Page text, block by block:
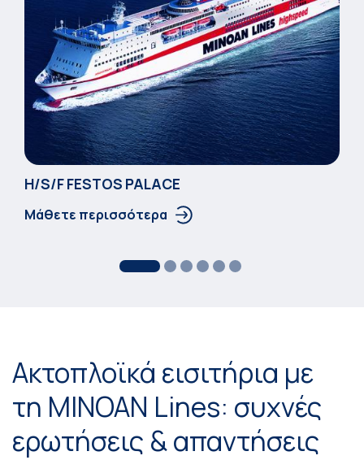
Η/S/F FESTOS PALACΕ
Μάθετε περισσότερα
Ακτοπλοϊκά εισιτήρια με
τη MINOAN Lines: συχνές
ερωτήσεις & απαντήσεις